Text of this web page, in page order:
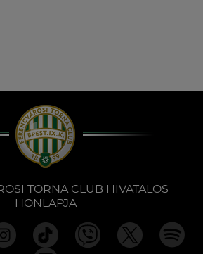
TORNA CLUB HIVATALOS
HONLAPJA